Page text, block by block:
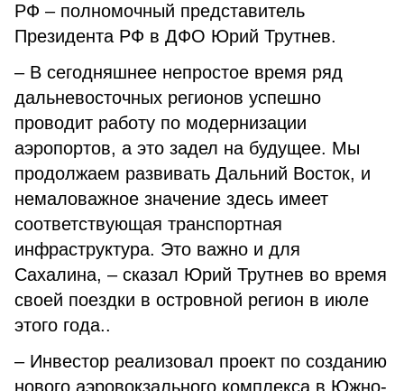
РФ – полномочный представитель
Президента РФ в ДФО Юрий Трутнев.
– В сегодняшнее непростое время ряд
дальневосточных регионов успешно
проводит работу по модернизации
аэропортов, а это задел на будущее. Мы
продолжаем развивать Дальний Восток, и
немаловажное значение здесь имеет
соответствующая транспортная
инфраструктура. Это важно и для
Сахалина, – сказал Юрий Трутнев во время
своей поездки в островной регион в июле
этого года..
– Инвестор реализовал проект по созданию
нового аэровокзального комплекса в Южно-